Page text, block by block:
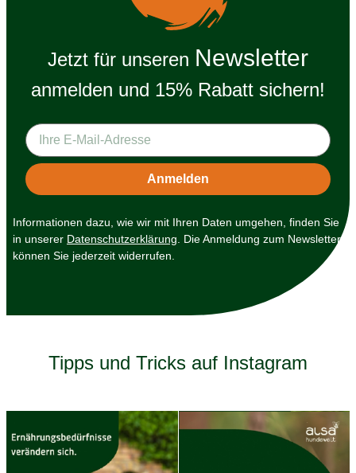
Jetzt für unseren Newsletter
anmelden und 15% Rabatt sichern!
Informationen dazu, wie wir mit Ihren Daten umgehen, finden Sie
in unserer Datenschutzerklärung . Die Anmeldung zum Newsletter
können Sie jederzeit widerrufen.
Tipps und Tricks auf Instagram